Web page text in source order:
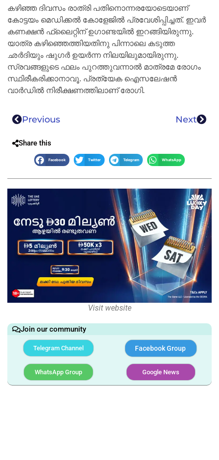
കഴിഞ്ഞ ദിവസം രാത്രി പതിനൊന്നരയോടെയാണ്
കോട്ടയം മെഡിക്കൽ കോളേജിൽ പ്രവേശിപ്പിച്ചത്. ഇവർ
കണക്ഷൻ ഫ്ലൈറ്റിന് ഉഗാണ്ടയിൽ ഇറങ്ങിയിരുന്നു.
യാത്ര കഴിഞ്ഞെത്തിയതിനു പിന്നാലെ കടുത്ത
ഛർദിയും ഷുഗർ ഉയർന്ന നിലയിലുമായിരുന്നു.
സ്രവങ്ങളുടെ ഫലം പുറത്തുവന്നാൽ മാത്രമേ രോഗം
സ്ഥിരീകരിക്കാനാവൂ. പ്രത്യേക ഐസലേഷന്‍
വാര്‍ഡില്‍ നിരീക്ഷണത്തിലാണ് രോഗി.
Previous Next
Share this
Facebook Twitter Telegram WhatsApp
Visit website
Join our community
Telegram Channel Facebook Group
WhatsApp Group Google News